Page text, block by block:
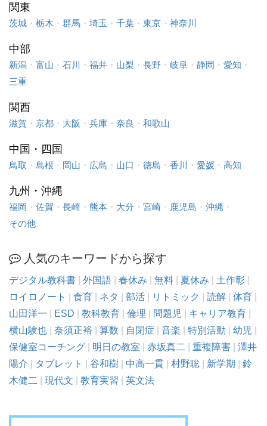
関東
茨城 ・ 栃木 ・ 群馬 ・ 埼玉 ・ 千葉 ・ 東京 ・ 神奈川
中部
新潟 ・ 富山 ・ 石川 ・ 福井 ・ 山梨 ・ 長野 ・ 岐阜 ・ 静岡 ・ 愛知 ・
三重
関西
滋賀 ・ 京都 ・ 大阪 ・ 兵庫 ・ 奈良 ・ 和歌山
中国・四国
鳥取 ・ 島根 ・ 岡山 ・ 広島 ・ 山口 ・ 徳島 ・ 香川 ・ 愛媛 ・ 高知
九州・沖縄
福岡 ・ 佐賀 ・ 長崎 ・ 熊本 ・ 大分 ・ 宮崎 ・ 鹿児島 ・ 沖縄 ・
その他
人気のキーワードから探す
デジタル教科書 外国語 春休み 無料 夏休み 土作彰
ロイロノート
食育 ネタ 部活 リトミック 読解 体育
山田洋一
ESD 教科教育 倫理 問題児 キャリア教育
横山験也
奈須正裕 算数 自閉症 音楽 特別活動 幼児
保健室コーチング
明日の教室 赤坂真二 重複障害
澤井
陽介
タブレット 谷和樹 中高一貫 村野聡 新学期
鈴
木健二
現代文 教育実習 英文法